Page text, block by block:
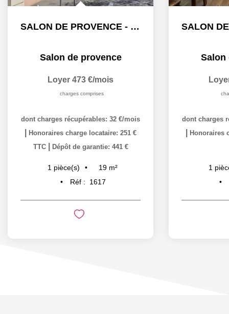
SALON DE PROVENCE - STUDIO + BALCON - 19.10 m2
Salon de provence
Loyer 473 €/mois
charges comprises
dont charges récupérables: 32 €/mois
Honoraires charge locataire: 251 €
TTC
Dépôt de garantie: 441 €
1 pièce(s) 19 m²
Réf :
1617
Salon
dont charges
Honoraires
1